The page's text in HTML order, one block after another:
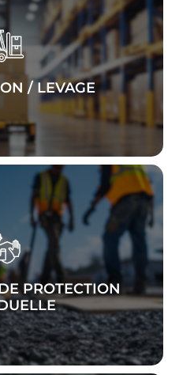
/ LEVAGE
nos
performants
le
manutention
lourdes en toute
PROTECTION
Garantissez la
nos équipements
de protection